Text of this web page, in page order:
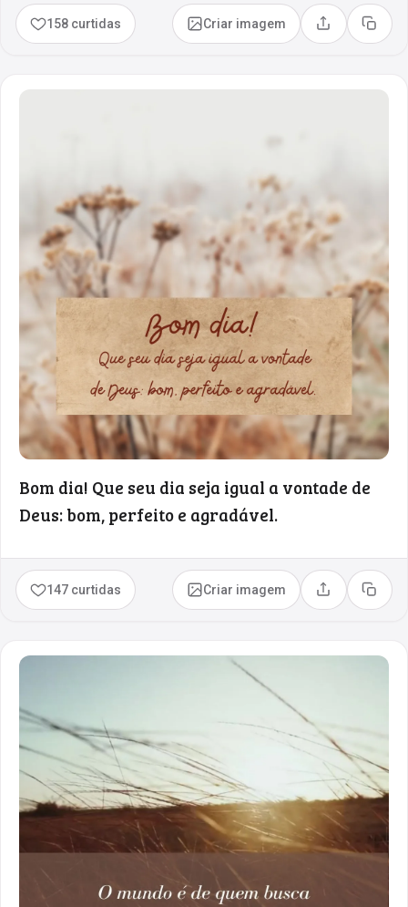
158 curtidas Criar imagem Compartilhar
Copiar
Bom dia! Que seu dia seja igual a vontade de
Deus: bom, perfeito e agradável.
147 curtidas Criar imagem Compartilhar
Copiar